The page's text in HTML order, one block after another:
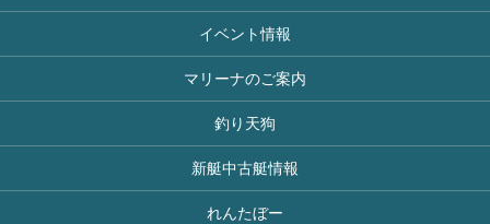
イベント情報
マリーナのご案内
釣り天狗
新艇中古艇情報
れんたぼー